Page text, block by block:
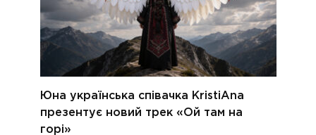
Юна українська співачка KristiAna
презентує новий трек «Ой там на
горі»